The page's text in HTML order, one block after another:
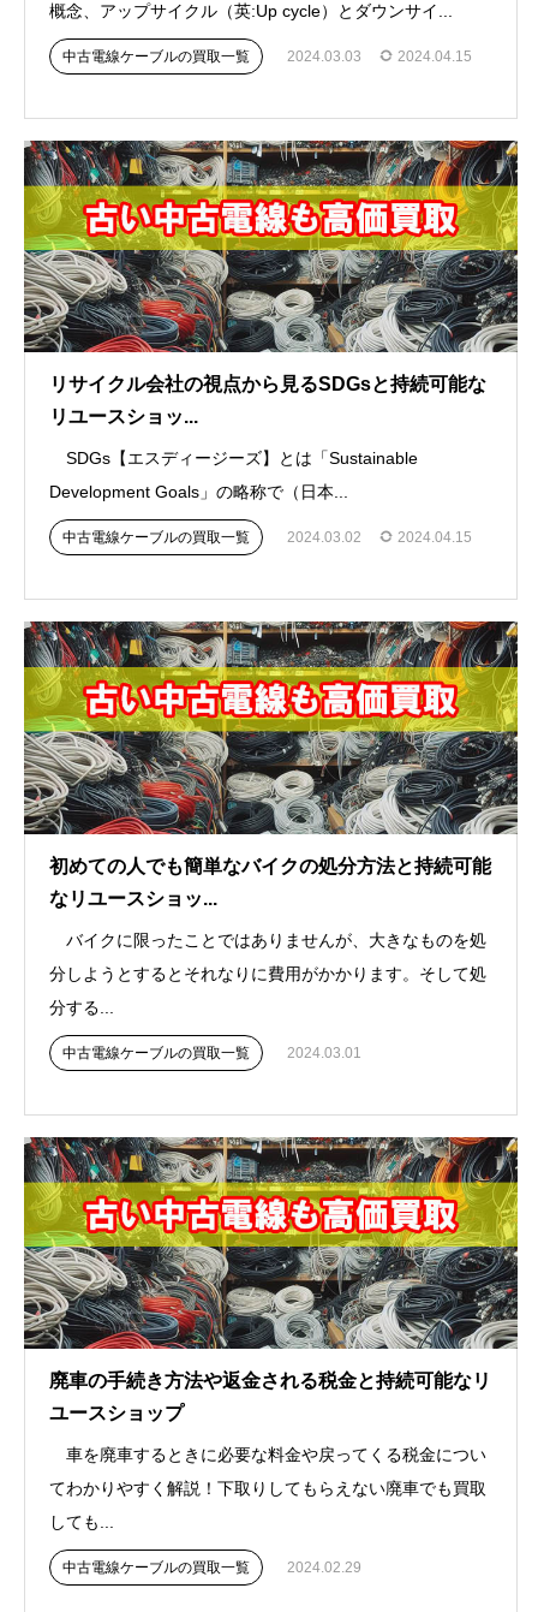
概念、アップサイクル（英:Up cycle）とダウンサイ...
中古電線ケーブルの買取一覧 2024.03.03 2024.04.15
リサイクル会社の視点から見るSDGsと持続可能な
リユースショッ...
SDGs【エスディージーズ】とは「Sustainable
Development Goals」の略称で（日本...
中古電線ケーブルの買取一覧 2024.03.02 2024.04.15
初めての人でも簡単なバイクの処分方法と持続可能
なリユースショッ...
バイクに限ったことではありませんが、大きなものを処
分しようとするとそれなりに費用がかかります。そして処
分する...
中古電線ケーブルの買取一覧 2024.03.01
廃車の手続き方法や返金される税金と持続可能なリ
ユースショップ
車を廃車するときに必要な料金や戻ってくる税金につい
てわかりやすく解説！下取りしてもらえない廃車でも買取
しても...
中古電線ケーブルの買取一覧 2024.02.29